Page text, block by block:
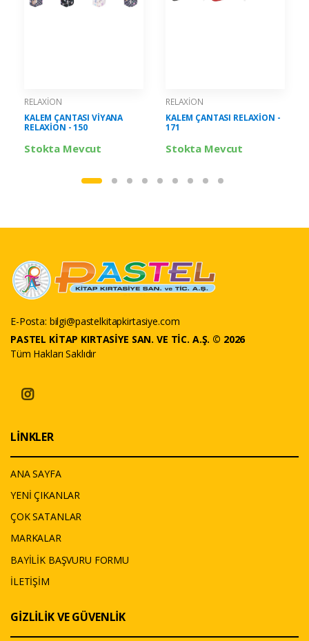
RELAXİON
KALEM ÇANTASI VİYANA
RELAXİON - 150
Stokta Mevcut
RELAXİON
KALEM ÇANTASI RELAXİON -
171
Stokta Mevcut
E-Posta: bilgi@pastelkitapkirtasiye.com
PASTEL KİTAP KIRTASİYE SAN. VE TİC. A.Ş. © 2026
Tüm Hakları Saklıdır
LİNKLER
ANA SAYFA
YENİ ÇIKANLAR
ÇOK SATANLAR
MARKALAR
BAYİLİK BAŞVURU FORMU
İLETİŞİM
GİZLİLİK VE GÜVENLİK